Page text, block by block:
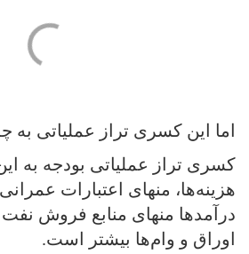
اما این کسری تراز عملیاتی
کسری تراز عملیاتی بودجه به
هزینه‌ها، منهای اعتبارات
درآمدها منهای منابع فروش
اوراق و وام‌ها بیشتر است.